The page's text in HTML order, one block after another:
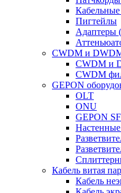
Кабельные
Пигтейлы
Адаптеры
CWDM и
CWDM и
CWDM
GEPON
OLT
ONU
GEPON
Кабель витая
Кабель